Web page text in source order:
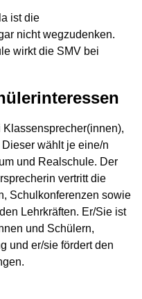
ist die
nicht wegzudenken.
wirkt die SMV bei
wählt je eine/n
und Realschule. Der
vertritt die
Schulkonferenzen sowie
Lehrkräften. Er/Sie ist
und Schülern,
und er/sie fördert den